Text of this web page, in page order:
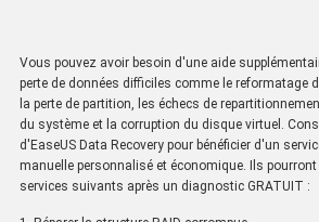
Vous pouvez avoir besoin d'une aide
perte de données difficiles comme le reformatage
la perte de partition, les échecs de
du système et la corruption du disque virtuel.
d'EaseUS Data Recovery pour bénéficier d'un
manuelle personnalisé et économique. Ils
services suivants après un diagnostic GRATUIT :